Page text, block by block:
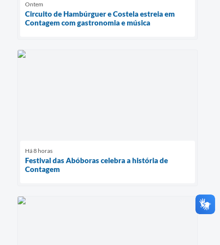
Ontem
Circuito de Hambúrguer e Costela estreia em
Contagem com gastronomia e música
Há 8 horas
Festival das Abóboras celebra a história de
Contagem